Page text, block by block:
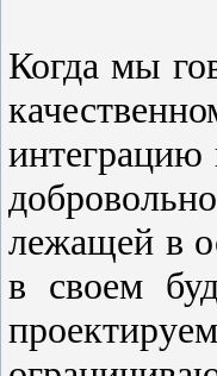
Когда мы
лежащей в
в своем